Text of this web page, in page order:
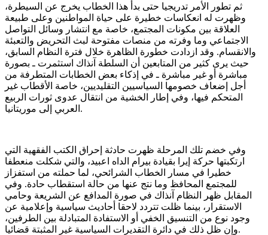
ثم تطور الأمر تدريجيا حتى بدأ هذا الخطاب يخرج عن السيطرة،
وظهرت له انعكاسات خطيرة على حياة المواطنين وعلى طبيعة
العلاقة بين مكونات المجتمع، خاصة مع انتشار وسائل التواصل
الاجتماعي وما وفرته من منصات مفتوحة لبث التحريض والتعبئة
والانقسام. وقد ازدادت خطورة الظاهرة خلال فترة النظام السابق،
حيث يرى كثير من المتابعين أن السلطة آنذاك استثمرت ـ بصورة
مباشرة أو غير مباشرة ـ في إذكاء بعض الخطابات المتطرفة من
أجل إضعاف خصومها السياسيين التقليديين، خاصة الأقطاب غير
المتحكم فيها، وفي إطار الخشية من انتقال عدوى ثورات الربيع
العربي إلى موريتانيا.
وفي خضم تلك المرحلة ظهرت حادثة إحراق الكتب الفقهية التي
ارتكبتها حركة إيرا بقيادة بيرام الداه اعبيد، والتي شكلت منعطفا
خطيرا في مسار الخطاب الشرائحي، لما حملته من استفزاز
للمجتمع المحافظ وما نتج عنها من حالة استقطاب حادة. وفي
المقابل ظهر النظام آنذاك في صورة المدافع عن الشريعة وحامي
الاستقرار، بينما ظلت تتردد لاحقا أحاديث سياسية وإعلامية عن
وجود نوع من التنسيق الخفي أو الاستفادة المتبادلة بين الطرفين،
وإن ظل ذلك في دائرة التقديرات السياسية غير المثبتة قضائيا.